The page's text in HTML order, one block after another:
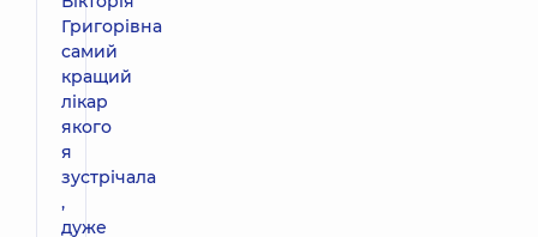
Григорівна
самий
кращий
лікар
якого
я
зустрічала
,
дуже